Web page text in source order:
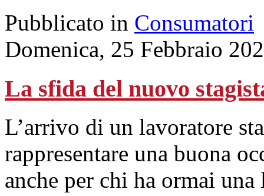
Pubblicato in Consumatori
Domenica, 25 Febbraio
La sfida del nuovo
L’arrivo di un lavoratore
rappresentare una buona
anche per chi ha ormai